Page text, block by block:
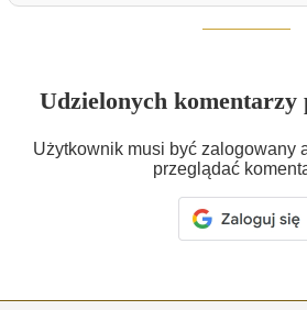
Udzielonych komentarzy
Użytkownik musi być zalogowany
przeglądać